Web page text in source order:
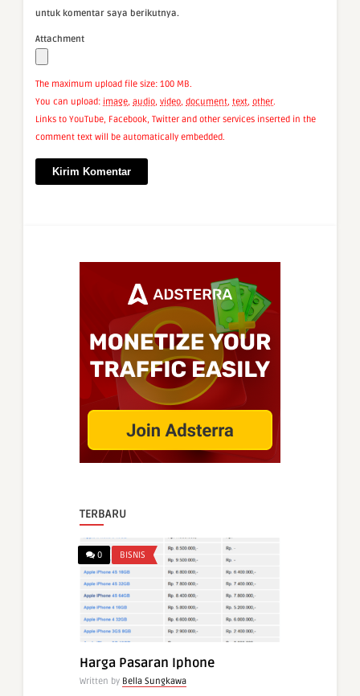
untuk komentar saya berikutnya.
Attachment
The maximum upload file size: 100 MB.
You can upload: image, audio, video, document, text, other.
Links to YouTube, Facebook, Twitter and other services inserted in the
comment text will be automatically embedded.
TERBARU
0 BISNIS
Harga Pasaran Iphone
Written by Bella Sungkawa